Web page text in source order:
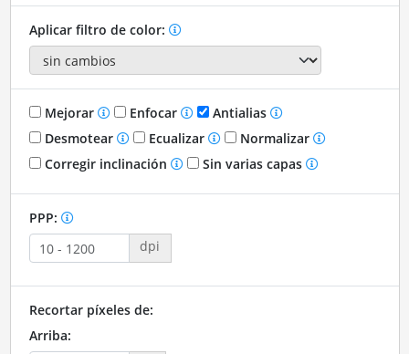
Aplicar filtro de color:
Mejorar Enfocar
Antialias
Desmotear
Ecualizar
Normalizar
Corregir inclinación
Sin varias capas
PPP:
dpi
Recortar píxeles de:
Arriba: